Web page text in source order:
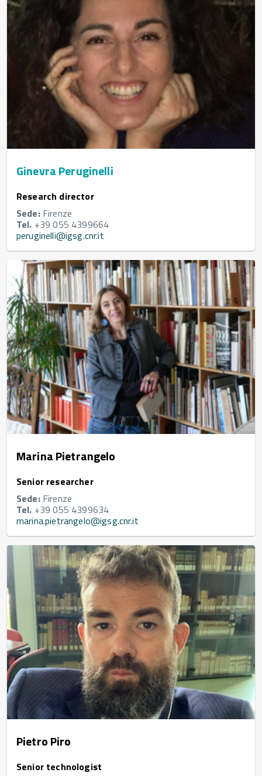
Ginevra Peruginelli
Research director
Sede:Firenze
Tel. +39 055 4399664
peruginelli@igsg.cnr.it
Marina Pietrangelo
Senior researcher
Sede:Firenze
Tel. +39 055 4399634
marina.pietrangelo@igsg.cnr.it
Pietro Piro
Senior technologist